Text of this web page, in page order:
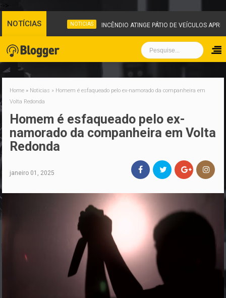
-->
NOTÍCIAS NOTICIAS INCÊNDIO ATINGE PÁTIO DE VEÍCULOS
Home » Noticias » Homem é esfaqueado pelo ex-namorado da companheira em
Volta Redonda
Homem é esfaqueado pelo ex-
namorado da companheira em Volta
Redonda
janeiro 01, 2025